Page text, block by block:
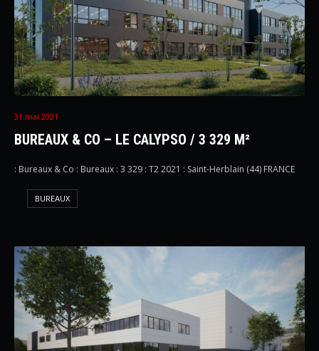
31 mai 2021
BUREAUX & CO – LE CALYPSO / 3 329 M²
: Bureaux & Co : Bureaux : 3 329 : T2 2021 : Saint-Herblain (44) FRANCE
BUREAUX